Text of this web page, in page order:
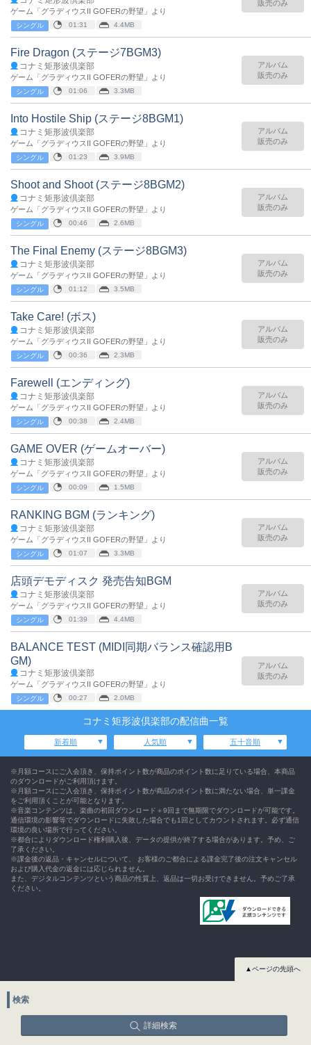
ゲーム「グラディウスII GOFERの野望」より
シングル 01:31 4.4MB
販売のみ
Fire Dragon (ステージ7BGM3)
コナミ矩形波倶楽部
ゲーム「グラディウスII GOFERの野望」より
シングル 01:06 3.3MB
アルバム
販売のみ
Into Hostile Ship (ステージ8BGM1)
コナミ矩形波倶楽部
ゲーム「グラディウスII GOFERの野望」より
シングル 01:23 3.9MB
アルバム
販売のみ
Shoot and Shoot (ステージ8BGM2)
コナミ矩形波倶楽部
ゲーム「グラディウスII GOFERの野望」より
シングル 00:46 2.6MB
アルバム
販売のみ
The Final Enemy (ステージ8BGM3)
コナミ矩形波倶楽部
ゲーム「グラディウスII GOFERの野望」より
シングル 01:12 3.5MB
アルバム
販売のみ
Take Care! (ボス)
コナミ矩形波倶楽部
ゲーム「グラディウスII GOFERの野望」より
シングル 00:36 2.3MB
アルバム
販売のみ
Farewell (エンディング)
コナミ矩形波倶楽部
ゲーム「グラディウスII GOFERの野望」より
シングル 00:38 2.4MB
アルバム
販売のみ
GAME OVER (ゲームオーバー)
コナミ矩形波倶楽部
ゲーム「グラディウスII GOFERの野望」より
シングル 00:09 1.5MB
アルバム
販売のみ
RANKING BGM (ランキング)
コナミ矩形波倶楽部
ゲーム「グラディウスII GOFERの野望」より
シングル 01:07 3.3MB
アルバム
販売のみ
店頭デモディスク 発売告知BGM
コナミ矩形波倶楽部
ゲーム「グラディウスII GOFERの野望」より
シングル 01:39 4.4MB
アルバム
販売のみ
BALANCE TEST (MIDI同期バランス確認用B
GM)
コナミ矩形波倶楽部
ゲーム「グラディウスII GOFERの野望」より
シングル 00:27 2.0MB
アルバム
販売のみ
コナミ矩形波倶楽部の配信曲一覧
新着順 人気順 五十音順
※月額コースにご入会頂き、保持ポイント数が商品のポイント数に足りている場合、本商品
のダウンロードがご利用頂けます。
※月額コースにご入会頂き、保持ポイント数が商品のポイント数に満たない場合、単一課金
をご利用頂くことが可能となります。
※音楽コンテンツは、楽曲の初回ダウンロード＋9回まで無期限でダウンロードが可能です。
通信環境の影響等でダウンロードに失敗した場合でも1回としてカウントされます。必ず通信
環境の良い場所で行ってください。
※都合によりダウンロード権利購入後、データの提供が終了する場合があります。予め、ご
了承ください。
※課金後の返品・キャンセルについて、 お客様のご都合による課金完了後の注文キャンセル
および購入代金の返金には応じられません。
また、デジタルコンテンツという商品の性質上、返品は一切お受けできません。予めご了承
ください。
▲ページの先頭へ
検索
詳細検索